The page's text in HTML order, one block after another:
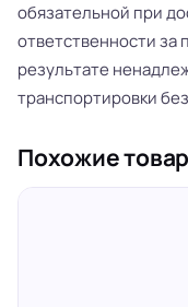
обязательной при
ответственности за
результате
транспортировки
Похожие